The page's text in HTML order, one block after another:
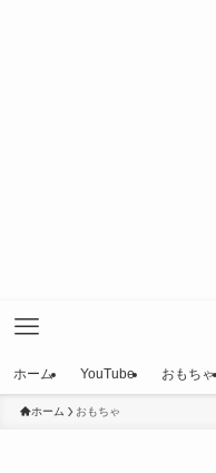
ホーム YouTube おもちゃ
ホーム おもちゃ